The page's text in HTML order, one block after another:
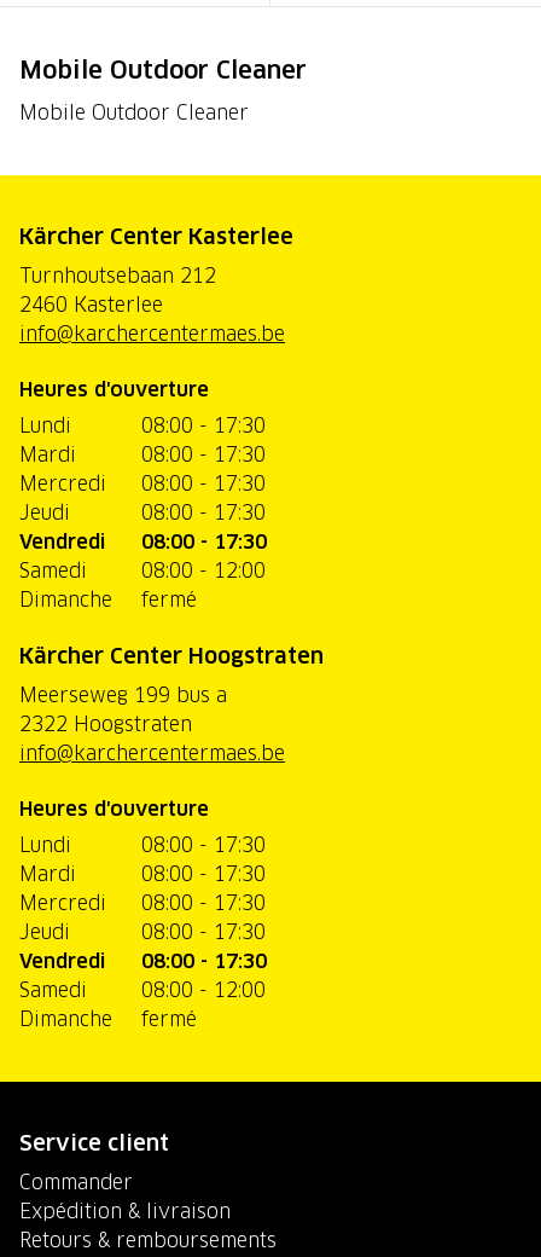
Mobile Outdoor Cleaner
Mobile Outdoor Cleaner
Kärcher Center Kasterlee
Turnhoutsebaan 212
2460 Kasterlee
info@karchercentermaes.be
Heures d'ouverture
Lundi
08:00 - 17:30
Mardi
08:00 - 17:30
Mercredi
08:00 - 17:30
Jeudi
08:00 - 17:30
Vendredi
08:00 - 17:30
Samedi
08:00 - 12:00
Dimanche
fermé
Kärcher Center Hoogstraten
Meerseweg 199 bus a
2322 Hoogstraten
info@karchercentermaes.be
Heures d'ouverture
Lundi
08:00 - 17:30
Mardi
08:00 - 17:30
Mercredi
08:00 - 17:30
Jeudi
08:00 - 17:30
Vendredi
08:00 - 17:30
Samedi
08:00 - 12:00
Dimanche
fermé
Service client
Commander
Expédition & livraison
Retours & remboursements